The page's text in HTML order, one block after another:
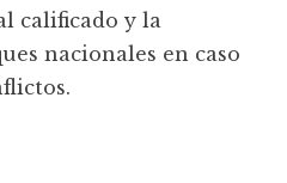
calificado y la
nacionales en caso